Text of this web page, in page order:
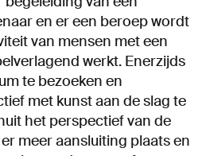
en er een beroep wordt
van mensen met een
werkt. Enerzijds
te bezoeken en
met kunst aan de slag te
het perspectief van de
meer aansluiting plaats en